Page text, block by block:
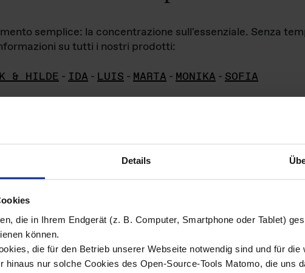
Details
die in Ihrem Endgerät (z. B. Computer, Smartphone oder Tablet)
können.
die für den Betrieb unserer Webseite notwendig sind und für die
hinaus nur solche Cookies des Open-Source-Tools Matomo, die uns
semplice: la concentrazione sull'essenziale. Senza
su tutti i nostri prodotti:
& HILDE - IDA - LUIS - MARTA - MONIKA - SOFIA
di
materiale fotografico sono detenuti daDas ganze Leben